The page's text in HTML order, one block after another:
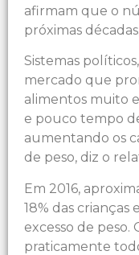
afirmam que o
próximas
Sistemas
mercado que
alimentos muito
e pouco tempo
aumentando os
de peso, diz o
Em 2016,
18% das
excesso de
praticamente